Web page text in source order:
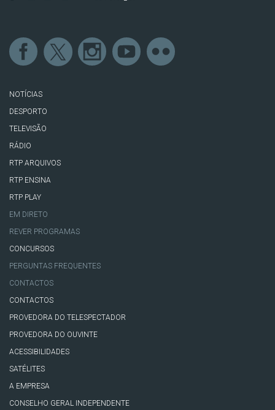
NOTÍCIAS
DESPORTO
TELEVISÃO
RÁDIO
RTP ARQUIVOS
RTP ENSINA
RTP PLAY
EM DIRETO
REVER PROGRAMAS
CONCURSOS
PERGUNTAS FREQUENTES
CONTACTOS
CONTACTOS
PROVEDORA DO TELESPECTADOR
PROVEDORA DO OUVINTE
ACESSIBILIDADES
SATÉLITES
A EMPRESA
CONSELHO GERAL INDEPENDENTE